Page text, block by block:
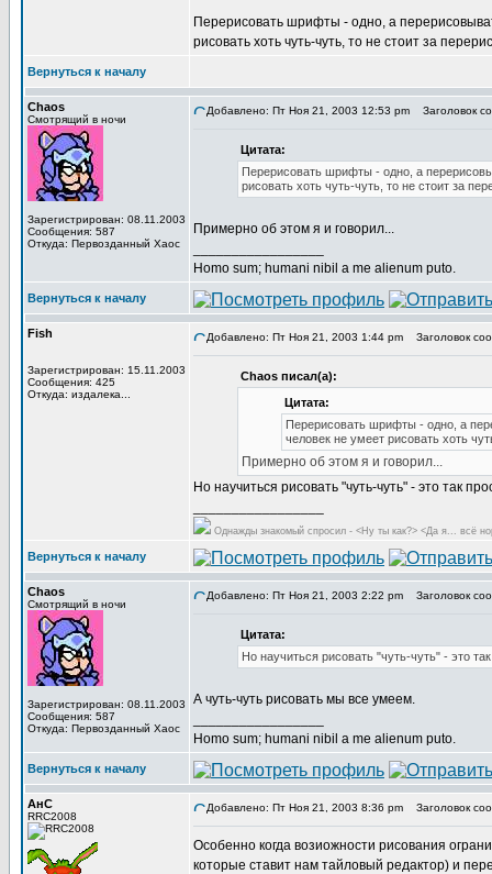
Перерисовать шрифты - одно, а
рисовать хоть чуть-чуть, то не стоит за
Вернуться к началу
Chaos
Смотрящий в ночи
Зарегистрирован: 08.11.2003
Сообщения: 587
Откуда: Первозданный Хаос
Добавлено: Пт Ноя 21, 2003 12:53 pm Заголовок
Цитата:
Перерисовать шрифты - одно, а
рисовать хоть чуть-чуть, то не стоит за
Примерно об этом я и говорил...
Homo sum; humani nibil a me alienum puto.
Вернуться к началу
Fish
Зарегистрирован: 15.11.2003
Сообщения: 425
Откуда: издалека...
Добавлено: Пт Ноя 21, 2003 1:44 pm Заголовок
Chaos писал(а):
Цитата:
Перерисовать шрифты - одно, а
человек не умеет рисовать хоть
Примерно об этом я и говорил...
Но научиться рисовать "чуть-чуть" - это так
Однажды знакомый спросил - <Ну ты как?> <Да я... всё
Вернуться к началу
Chaos
Смотрящий в ночи
Зарегистрирован: 08.11.2003
Сообщения: 587
Откуда: Первозданный Хаос
Добавлено: Пт Ноя 21, 2003 2:22 pm Заголовок
Цитата:
Но научиться рисовать "чуть-чуть" - это
А чуть-чуть рисовать мы все умеем.
Homo sum; humani nibil a me alienum puto.
Вернуться к началу
АнС
RRC2008
Добавлено: Пт Ноя 21, 2003 8:36 pm Заголовок
Особенно когда возиожности рисования
которые ставит нам тайловый редактор) и